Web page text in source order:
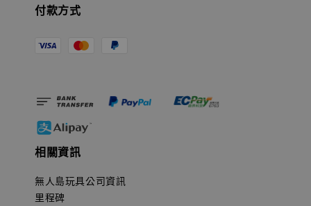
付款方式
相關資訊
無人島玩具公司資訊
里程碑